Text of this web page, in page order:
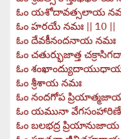
ఓం యశోదావత్సలాయ
ఓం హరయే నమః || 10 ||
ఓం దేవకీనందనాయ నమః
ఓం చతుర్భుజాత్త
ఓం
ఓం శ్రీశాయ నమః
ఓం నందగోప
ఓం యమునా
ఓం బలభద్ర